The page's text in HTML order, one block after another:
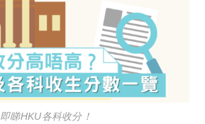
即睇HKU各科收分！